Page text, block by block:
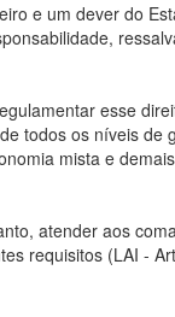
e um dever do
esse
todos os níveis
mista e
atender aos
requisitos (LAI -